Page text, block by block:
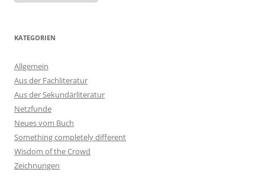
KATEGORIEN
Allgemein
Aus der Fachliteratur
Aus der Sekundärliteratur
Netzfunde
Neues vom Buch
Something completely different
Wisdom of the Crowd
Zeichnungen